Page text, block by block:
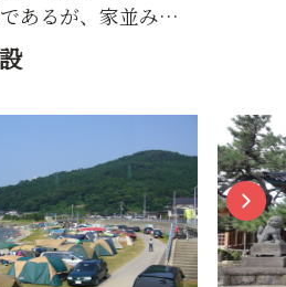
あるが、家並み…